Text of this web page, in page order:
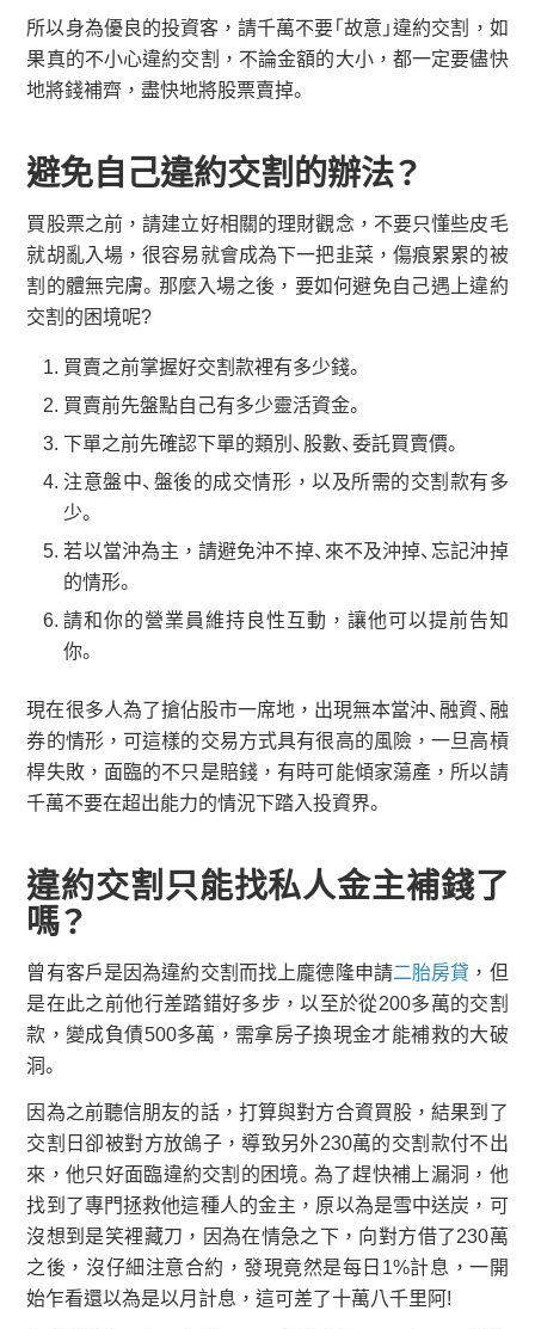
所以身為優良的投資客，請千萬不要「故意」違約交割，如
果真的不小心違約交割，不論金額的大小，都一定要儘快
地將錢補齊，盡快地將股票賣掉。
避免自己違約交割的辦法？
買股票之前，請建立好相關的理財觀念，不要只懂些皮毛
就胡亂入場，很容易就會成為下一把韭菜，傷痕累累的被
割的體無完膚。那麼入場之後，要如何避免自己遇上違約
交割的困境呢?
買賣之前掌握好交割款裡有多少錢。
買賣前先盤點自己有多少靈活資金。
下單之前先確認下單的類別、股數、委託買賣價。
注意盤中、盤後的成交情形，以及所需的交割款有多
少。
若以當沖為主，請避免沖不掉、來不及沖掉、忘記沖掉
的情形。
請和你的營業員維持良性互動，讓他可以提前告知
你。
現在很多人為了搶佔股市一席地，出現無本當沖、融資、融
券的情形，可這樣的交易方式具有很高的風險，一旦高槓
桿失敗，面臨的不只是賠錢，有時可能傾家蕩產，所以請
千萬不要在超出能力的情況下踏入投資界。
違約交割只能找私人金主補錢了
嗎？
曾有客戶是因為違約交割而找上龐德隆申請二胎房貸 ，但
是在此之前他行差踏錯好多步，以至於從200多萬的交割
款，變成負債500多萬，需拿房子換現金才能補救的大破
洞。
因為之前聽信朋友的話，打算與對方合資買股，結果到了
交割日卻被對方放鴿子，導致另外230萬的交割款付不出
來，他只好面臨違約交割的困境。為了趕快補上漏洞，他
找到了專門拯救他這種人的金主，原以為是雪中送炭，可
沒想到是笑裡藏刀，因為在情急之下，向對方借了230萬
之後，沒仔細注意合約，發現竟然是每日1%計息，一開
始乍看還以為是以月計息，這可差了十萬八千里阿!